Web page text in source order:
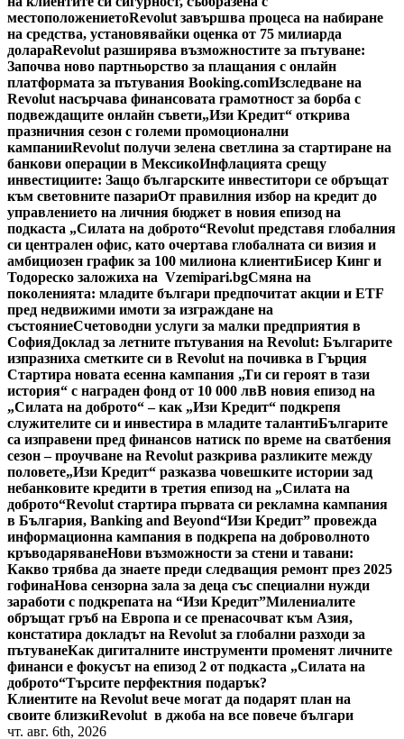
местоположениетоRevolut завършва процеса на набиране
на средства, установявайки оценка от 75 милиарда
долараRevolut разширява възможностите за пътуване:
Започва ново партньорство за плащания с онлайн
платформата за пътувания Booking.comИзследване на
Revolut насърчава финансовата грамотност за борба с
подвеждащите онлайн съвети„Изи Кредит“ открива
празничния сезон с големи промоционални
кампанииRevolut получи зелена светлина за стартиране на
банкови операции в МексикоИнфлацията срещу
инвестициите: Защо българските инвеститори се обръщат
към световните пазариОт правилния избор на кредит до
управлението на личния бюджет в новия епизод на
подкаста „Силата на доброто“Revolut представя глобалния
си централен офис, като очертава глобалната си визия и
амбициозен график за 100 милиона клиентиБисер Кинг и
Тодореско заложиха на Vzemipari.bgСмяна на
поколенията: младите българи предпочитат акции и ETF
пред недвижими имоти за изграждане на
състояниеСчетоводни услуги за малки предприятия в
СофияДоклад за летните пътувания на Revolut: Българите
изпразниха сметките си в Revolut на почивка в Гърция
Стартира новата есенна кампания „Ти си героят в тази
история“ с награден фонд от 10 000 лвВ новия епизод на
„Силата на доброто“ – как „Изи Кредит“ подкрепя
служителите си и инвестира в младите талантиБългарите
са изправени пред финансов натиск по време на сватбения
сезон – проучване на Revolut разкрива разликите между
половете„Изи Кредит“ разказва човешките истории зад
небанковите кредити в третия епизод на „Силата на
доброто“Revolut стартира първата си рекламна кампания
в България, Banking and Beyond“Изи Кредит” провежда
информационна кампания в подкрепа на доброволното
кръводаряванеНови възможности за стени и тавани:
Какво трябва да знаете преди следващия ремонт през 2025
гофинаНова сензорна зала за деца със специални нужди
заработи с подкрепата на “Изи Кредит”Милениалите
обръщат гръб на Европа и се пренасочват към Азия,
констатира докладът на Revolut за глобални разходи за
пътуванеКак дигиталните инструменти променят личните
финанси е фокусът на епизод 2 от подкаста „Силата на
доброто“Търсите перфектния подарък?
Клиентите на Revolut вече могат да подарят план на
своите близкиRevolut в джоба на все повече българи
чт. авг. 6th, 2026